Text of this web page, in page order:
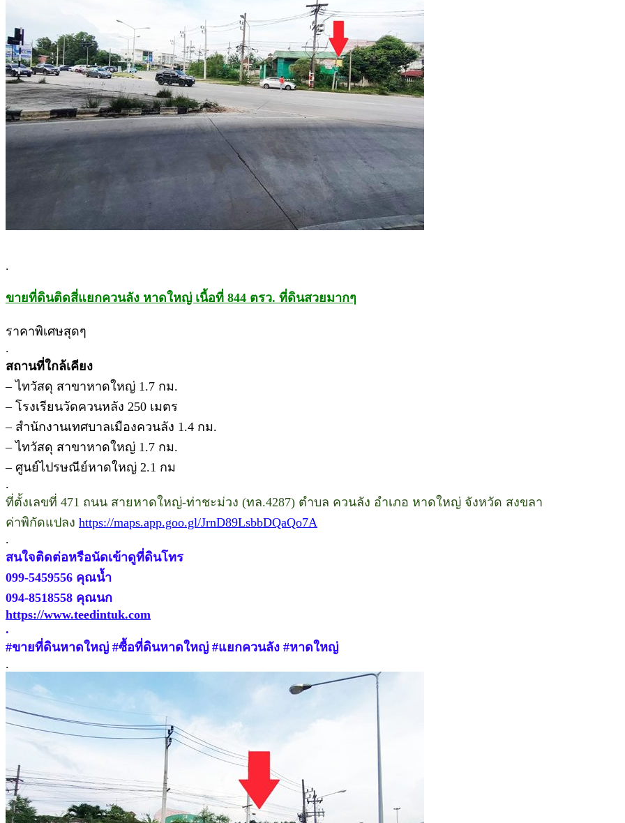
.
ขายที่ดินติดสี่แยกควนลัง หาดใหญ่ เนื้อที่ 844 ตรว. ที่ดินสวยมากๆ
ราคาพิเศษสุดๆ
.
สถานที่ใกล้เคียง
– ไทวัสดุ สาขาหาดใหญ่ 1.7 กม.
– โรงเรียนวัดควนหลัง 250 เมตร
– สำนักงานเทศบาลเมืองควนลัง 1.4 กม.
– ไทวัสดุ สาขาหาดใหญ่ 1.7 กม.
– ศูนย์ไปรษณีย์หาดใหญ่ 2.1 กม
.
ที่ตั้งเลขที่ 471 ถนน สายหาดใหญ่-ท่าชะม่วง (ทล.4287) ตำบล ควนลัง อำเภอ หาดใหญ่ จังหวัด สงขลา
ค่าพิกัดแปลง https://maps.app.goo.gl/JrnD89LsbbDQaQo7A
.
สนใจติดต่อหรือนัดเข้าดูที่ดินโทร
099-5459556 คุณน้ำ
094-8518558 คุณนก
https://www.teedintuk.com
.
#ขายที่ดินหาดใหญ่ #ซื้อที่ดินหาดใหญ่ #แยกควนลัง #หาดใหญ่
.